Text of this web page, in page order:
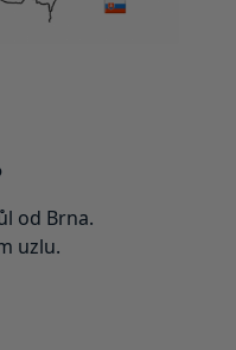
od Brna.
uzlu.